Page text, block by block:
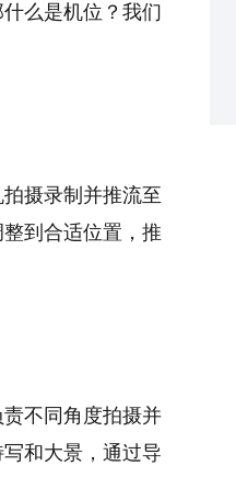
么是机位？我们
摄录制并推流至
到合适位置，推
不同角度拍摄并
和大景，通过导